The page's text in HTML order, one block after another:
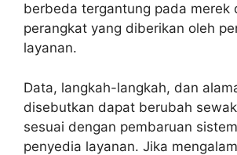
berbeda tergantung pada merek
perangkat yang diberikan oleh
layanan.
Data, langkah-langkah, dan
disebutkan dapat berubah
sesuai dengan pembaruan
penyedia layanan. Jika